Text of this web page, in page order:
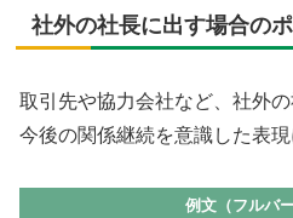
社外の社長に出す場合の
取引先や協力会社など、社外
今後の関係継続を意識した表現
例文（フルバ